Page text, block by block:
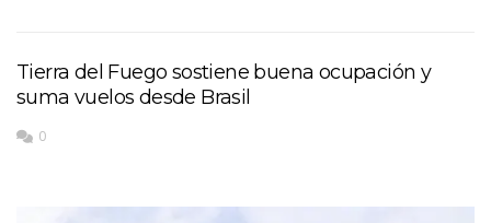
Tierra del Fuego sostiene buena ocupación y
suma vuelos desde Brasil
0